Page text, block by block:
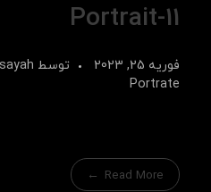
Portrait-11
فوریه 25, 2023 توسط sayah
Portrate
Read More